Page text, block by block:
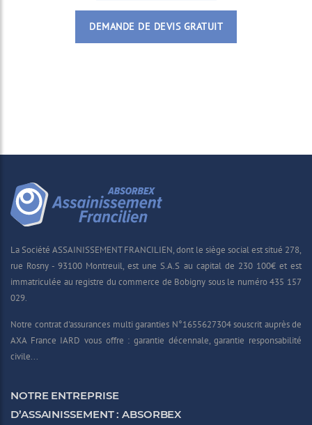
DEMANDE DE DEVIS GRATUIT
La Société ASSAINISSEMENT FRANCILIEN, dont le siège social est situé 278,
rue Rosny - 93100 Montreuil, est une S.A.S au capital de 230 100€ et est
immatriculée au registre du commerce de Bobigny sous le numéro 435 157
029.
Notre contrat d'assurances multi garanties N°1655627304 souscrit auprès de
AXA France IARD vous offre : garantie décennale, garantie responsabilité
civile...
NOTRE ENTREPRISE
D’ASSAINISSEMENT : ABSORBEX